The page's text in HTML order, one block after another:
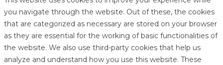
you navigate through the website. Out of these, the cookies
that are categorized as necessary are stored on your browser
as they are essential for the working of basic functionalities of
the website. We also use third-party cookies that help us
analyze and understand how you use this website. These